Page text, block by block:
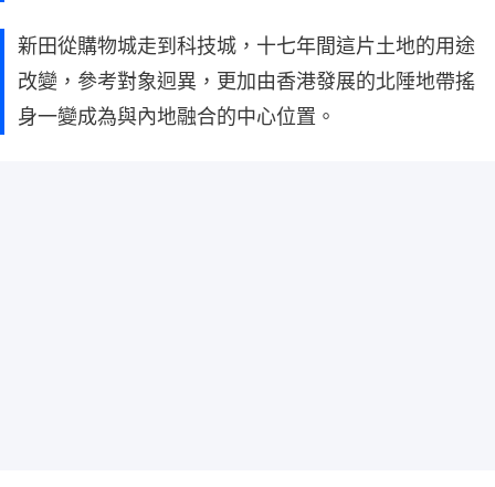
新田從購物城走到科技城，十七年間這片土地的用途
改變，參考對象迥異，更加由香港發展的北陲地帶搖
身一變成為與內地融合的中心位置。